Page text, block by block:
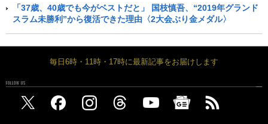
「37歳、40歳でも今がベストだと」 国枝慎吾、“2019年グランド
スラム未勝利”から復活できた理由〈2大会ぶり金メダル〉
毎日6時・11時・17時に最新記事をお届けします
FOLLOW US